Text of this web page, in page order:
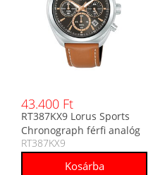
43.400 Ft
RT387KX9 Lorus Sports
Chronograph férfi analóg
karóra
RT387KX9